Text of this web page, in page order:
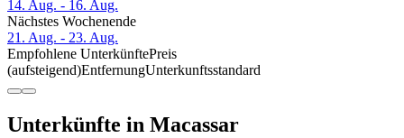
14. Aug. - 16. Aug.
Nächstes Wochenende
21. Aug. - 23. Aug.
Empfohlene UnterkünftePreis
(aufsteigend)EntfernungUnterkunftsstandard
Unterkünfte in Macassar